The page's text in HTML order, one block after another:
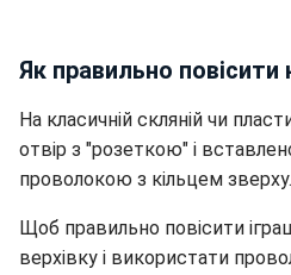
Як правильно повісити
На класичній скляній чи
отвір з "розеткою" і
проволокою з кільцем зверху.
Щоб правильно повісити
верхівку і використати